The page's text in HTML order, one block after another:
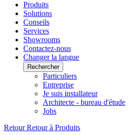
Produits
Solutions
Conseils
Services
Showrooms
Contactez-nous
Changer la langue
Rechercher
Particuliers
Entreprise
Je suis installateur
Architecte - bureau d'étude
Jobs
Retour Retour à Produits